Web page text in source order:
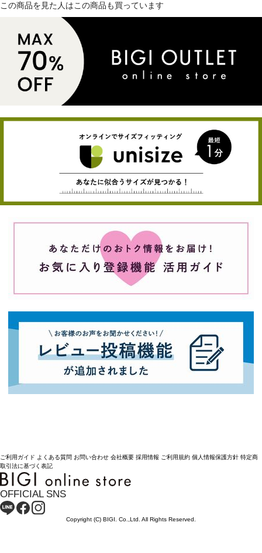
この商品を見た人はこの商品も買っています
ご利用ガイド よくある質問 お問い合わせ 会社概要 採用情報 ご利用規約 個人情報保護方針 特定商
取引法に基づく表記
OFFICIAL SNS
Copyright (C) BIGI. Co.,Ltd. All Rights Reserved.